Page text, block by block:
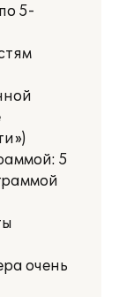
5-
5
очень